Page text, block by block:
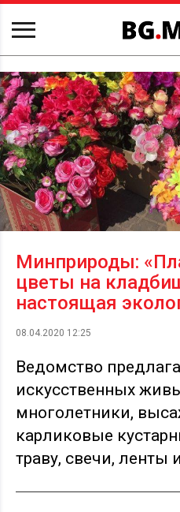
Минприроды:
цветы на
настоящая
08.04.2020 12:25
Ведомство
искусственных
многолетники,
карликовые
траву, свечи, ленты